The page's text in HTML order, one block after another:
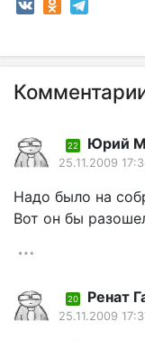
22 Юрий М
25.11.2009
Надо было на
Вот он бы
20 Ренат
25.11.2009